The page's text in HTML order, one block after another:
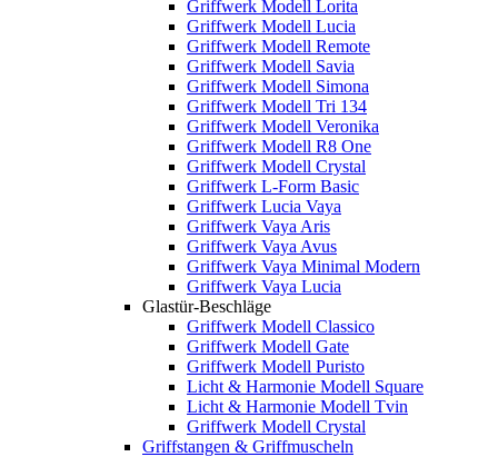
Griffwerk Modell Lorita
Griffwerk Modell Lucia
Griffwerk Modell Remote
Griffwerk Modell Savia
Griffwerk Modell Simona
Griffwerk Modell Tri 134
Griffwerk Modell Veronika
Griffwerk Modell R8 One
Griffwerk Modell Crystal
Griffwerk L-Form Basic
Griffwerk Lucia Vaya
Griffwerk Vaya Aris
Griffwerk Vaya Avus
Griffwerk Vaya Minimal Modern
Griffwerk Vaya Lucia
Glastür-Beschläge
Griffwerk Modell Classico
Griffwerk Modell Gate
Griffwerk Modell Puristo
Licht & Harmonie Modell Square
Licht & Harmonie Modell Tvin
Griffwerk Modell Crystal
Griffstangen & Griffmuscheln